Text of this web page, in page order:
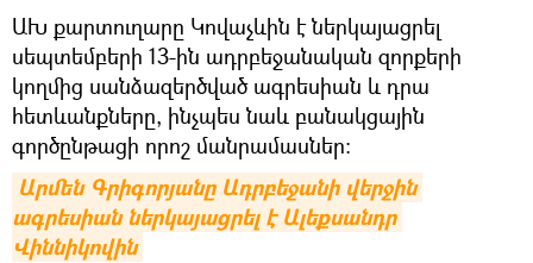
ԱԽ քարտուղարը Կովաչևին է ներկայացրել
սեպտեմբերի 13-ին ադրբեջանական զորքերի
կողմից սանձազերծված ագրեսիան և դրա
հետևանքները, ինչպես նաև բանակցային
գործընթացի որոշ մանրամասներ:
Արմեն Գրիգորյանը Ադրբեջանի վերջին
ագրեսիան ներկայացրել է Ալեքսանդր
Վիննիկովին